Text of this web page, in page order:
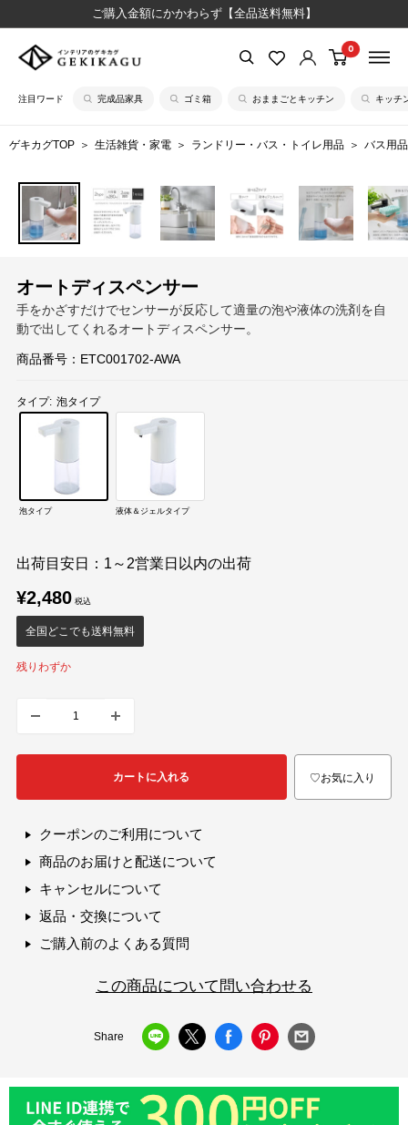
ご購入金額にかかわらず【全品送料無料】
【公
イ
テ
ア
の
ゲ
カ
グ
0
注目ワード 完成品家具 ゴミ箱 おままごとキッチン キッチ
ゲキカグTOP 生活雑貨・家電 ランドリー・バス・トイレ用品 バス用品
オートディスペンサー
手をかざすだけでセンサーが反応して適量の泡や液体の洗剤を自
動で出してくれるオートディスペンサー。
商品番号： ETC001702-AWA
タイプ: 泡タイプ
泡タイプ 液体＆ジェルタイプ
出荷目安日：1～2営業日以内の出荷
販
売
価
格
¥2,480
全国どこでも送料無料
残りわずか
カートに入れる ♡お気に入り
クーポンのご利用について
商品のお届けと配送について
キャンセルについて
返品・交換について
ご購入前のよくある質問
この商品について問い合わせる
Share